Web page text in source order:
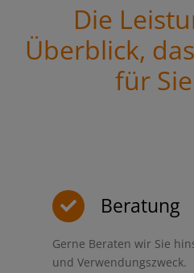
Die
Überblick,
für
Beratung
Gerne Beraten wir Sie
und Verwendungszweck.